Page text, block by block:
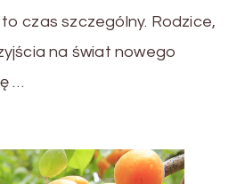
czas szczególny. Rodzice,
na świat nowego
…